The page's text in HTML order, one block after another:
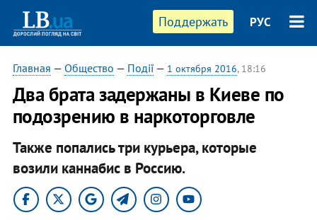
Поддержать РУС
Главная — Общество — Події— 1 октября 2016, 18:16
Два брата задержаны в Киеве по
подозрению в наркоторговле
Также попались три курьера, которые
возили каннабис в Россию.